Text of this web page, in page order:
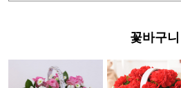
꽃바구니